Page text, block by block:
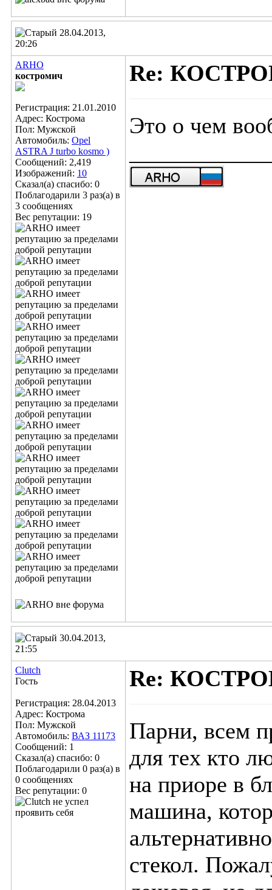
28.04.2013,
20:26
ARHO
костромич
Регистрация: 21.01.2010
Адрес: Кострома
Пол: Мужской
Автомобиль: Opel
ASTRA J turbo kosmo )
Сообщений: 2,419
Изображений: 10
Сказал(а) спасибо: 0
Поблагодарили 3 раз(а) в
3 сообщениях
Вес репутации: 19
Re:
Это о чем
30.04.2013,
21:55
Clutch
Гость
Регистрация: 28.04.2013
Адрес: Кострома
Пол: Мужской
Автомобиль: ВАЗ 11173
Сообщений: 1
Сказал(а) спасибо: 0
Поблагодарили 0 раз(а) в
0 сообщениях
Вес репутации: 0
Re:
Парни, всем
для тех кто
на приоре в
машина,
стекол.